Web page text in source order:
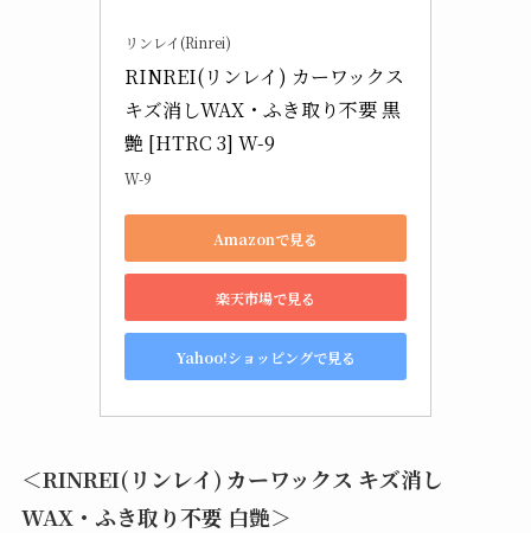
リンレイ(Rinrei)
RINREI(リンレイ) カーワックス
キズ消しWAX・ふき取り不要 黒
艶 [HTRC 3] W-9
W-9
Amazonで見る
楽天市場で見る
Yahoo!ショッピングで見る
＜RINREI(リンレイ) カーワックス キズ消し
WAX・ふき取り不要 白艶＞